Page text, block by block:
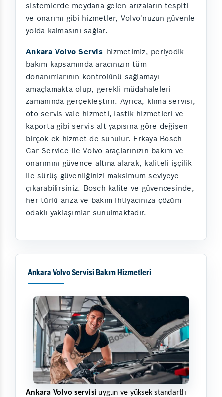
sistemlerde meydana gelen arızaların tespiti
ve onarımı gibi hizmetler, Volvo'nuzun güvenle
yolda kalmasını sağlar.
Ankara Volvo Servis hizmetimiz, periyodik
bakım kapsamında aracınızın tüm
donanımlarının kontrolünü sağlamayı
amaçlamakta olup, gerekli müdahaleleri
zamanında gerçekleştirir. Ayrıca, klima servisi,
oto servis vale hizmeti, lastik hizmetleri ve
kaporta gibi servis alt yapısına göre değişen
birçok ek hizmet de sunulur. Erkaya Bosch
Car Service ile Volvo araçlarınızın bakım ve
onarımını güvence altına alarak, kaliteli işçilik
ile sürüş güvenliğinizi maksimum seviyeye
çıkarabilirsiniz. Bosch kalite ve güvencesinde,
her türlü arıza ve bakım ihtiyacınıza çözüm
odaklı yaklaşımlar sunulmaktadır.
Ankara Volvo Servisi Bakım Hizmetleri
Ankara Volvo servisi uygun ve yüksek standartlı